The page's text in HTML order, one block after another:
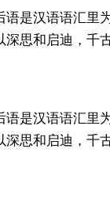
是汉语语汇里
思和启迪，千
是汉语语汇里
思和启迪，千